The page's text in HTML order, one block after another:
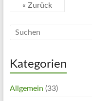
« Zurück
Kategorien
Allgemein (33)